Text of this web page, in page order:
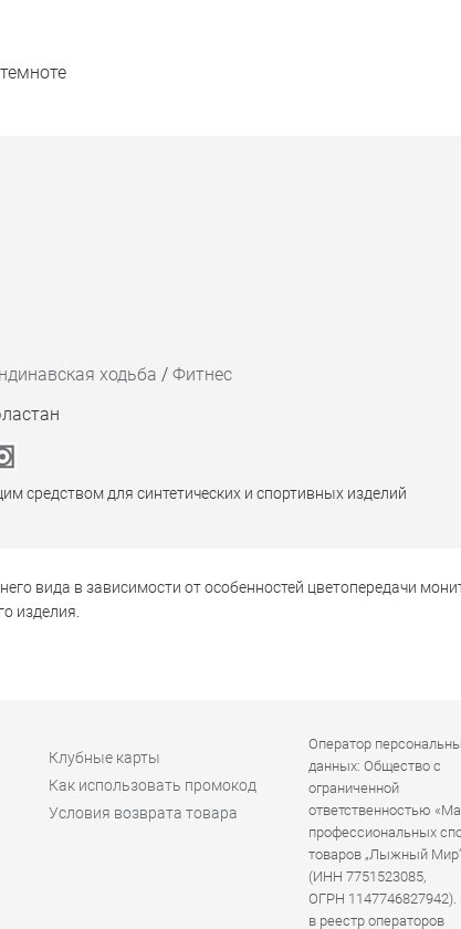
ходьба / Фитнес
средством для синтетических и спортивных изделий
вида в зависимости от особенностей цветопередачи
изделия.
Клубные карты
Как использовать промокод
Условия возврата товара
Оператор
данных: Общество с
ограниченной
ответственностью
профессиональных
товаров „Лыжный
(ИНН 7751523085,
ОГРН
в реестр операторов